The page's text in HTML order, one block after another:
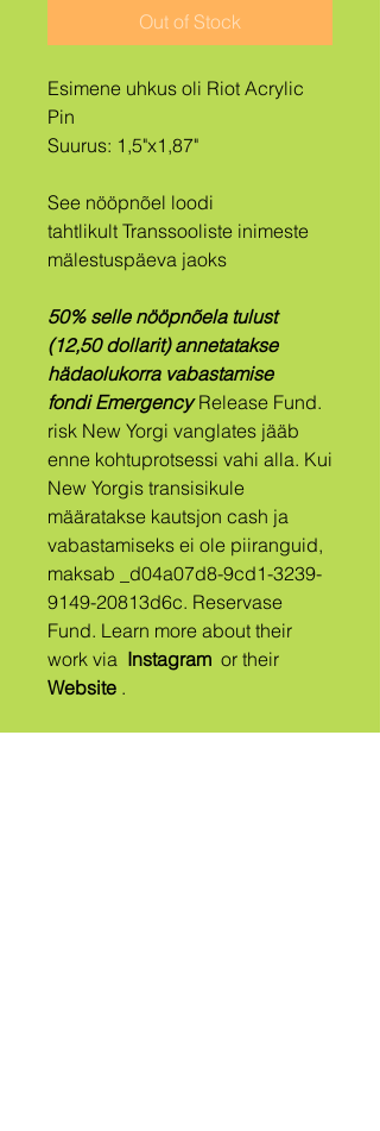
Out of Stock
Esimene uhkus oli Riot Acrylic
Pin
Suurus: 1,5"x1,87"
See nööpnõel loodi
tahtlikult Transsooliste inimeste
mälestuspäeva jaoks
50% selle nööpnõela tulust
(12,50 dollarit) annetatakse
hädaolukorra vabastamise
fondi EmergencyRelease Fund.
risk New Yorgi vanglates jääb
enne kohtuprotsessi vahi alla. Kui
New Yorgis transisikule
määratakse kautsjon ​cash ja
vabastamiseks ei ole piiranguid,
maksab _d04a07d8-9cd1-3239-
9149-20813d6c. Reservase
Fund. Learn more about their
work via Instagram or their
Website .